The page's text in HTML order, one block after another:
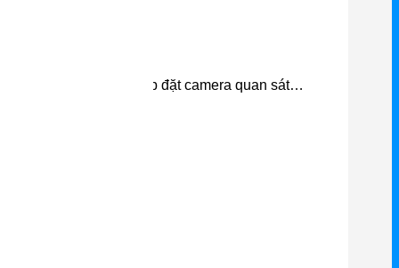
Nhà Bạn
cùng quan trọng. Lắp đặt camera quan sát…